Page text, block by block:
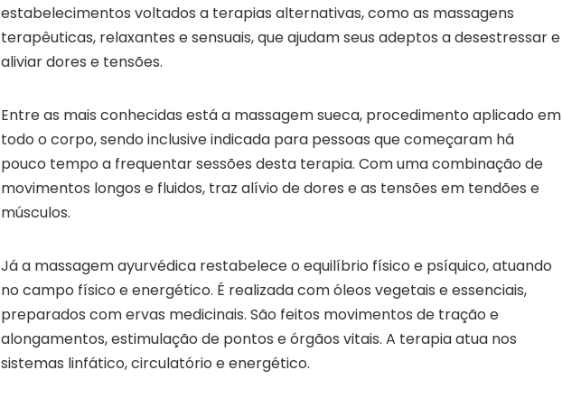
estabelecimentos voltados a terapias alternativas, como as massagens
terapêuticas, relaxantes e sensuais, que ajudam seus adeptos a desestressar e
aliviar dores e tensões.
Entre as mais conhecidas está a massagem sueca, procedimento aplicado em
todo o corpo, sendo inclusive indicada para pessoas que começaram há
pouco tempo a frequentar sessões desta terapia. Com uma combinação de
movimentos longos e fluidos, traz alívio de dores e as tensões em tendões e
músculos.
Já a massagem ayurvédica restabelece o equilíbrio físico e psíquico, atuando
no campo físico e energético. É realizada com óleos vegetais e essenciais,
preparados com ervas medicinais. São feitos movimentos de tração e
alongamentos, estimulação de pontos e órgãos vitais. A terapia atua nos
sistemas linfático, circulatório e energético.